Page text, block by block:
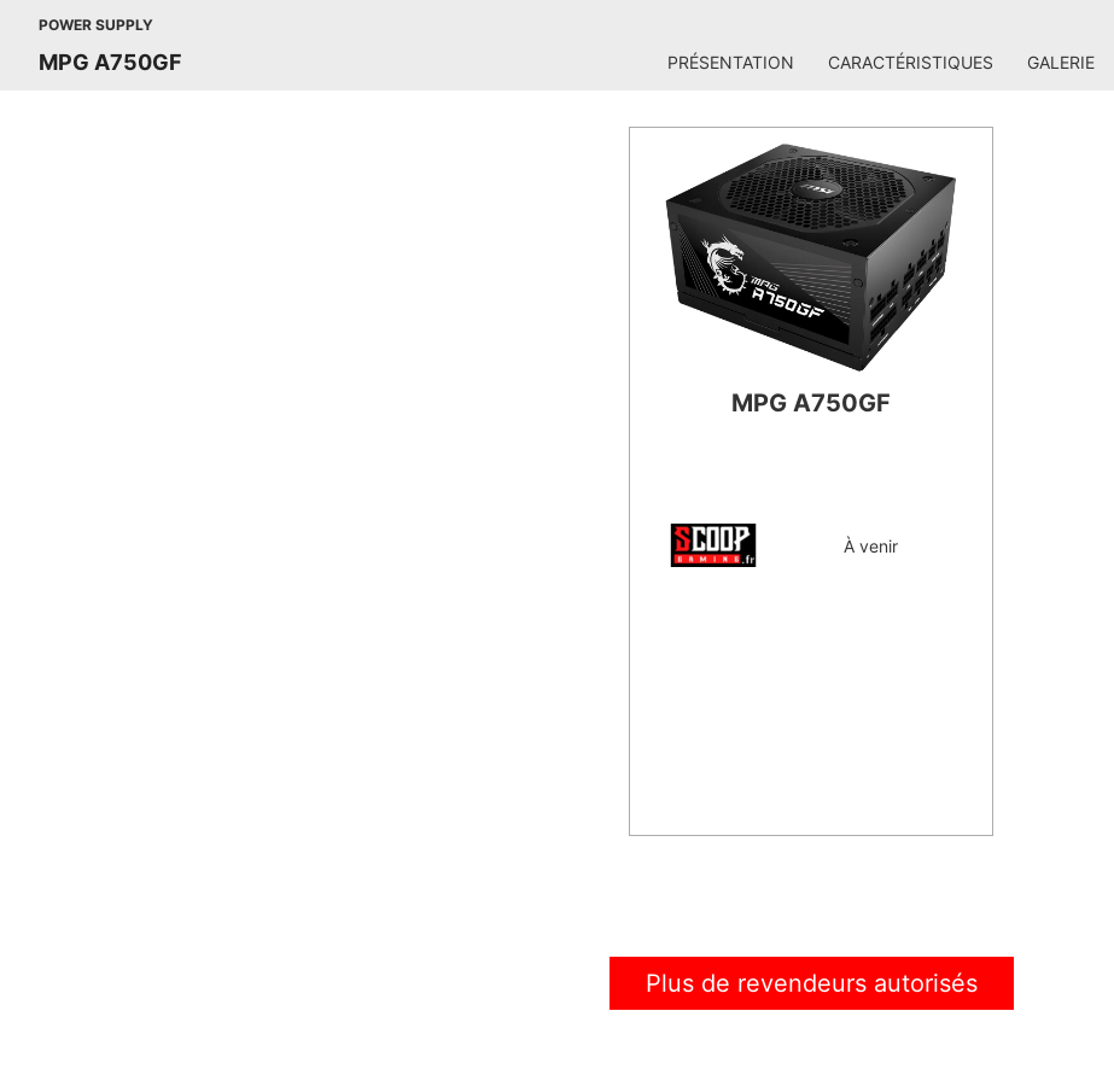
POWER SUPPLY
MPG A750GF PRÉSENTATION CARACTÉRISTIQUES GALERIE
MPG A750GF
À venir
Plus de revendeurs autorisés